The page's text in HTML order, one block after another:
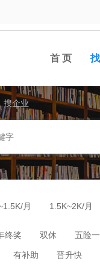
首 页
搜企业
月 1.5K~2K/月
终奖 双休 五险
有补助 晋升快